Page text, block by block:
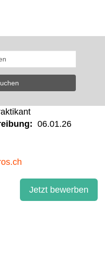
06.01.26
Jetzt bewerben